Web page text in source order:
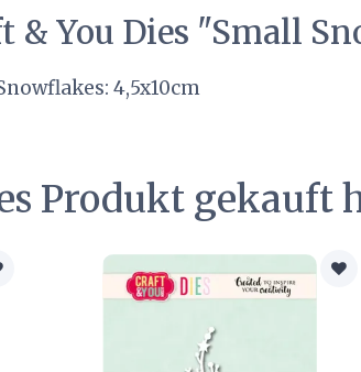
& You Dies "Small
4,5x10cm
Produkt gekauft